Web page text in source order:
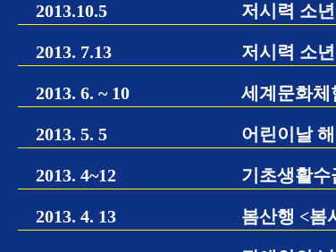
2013.10.5 저시력 소
2013. 7.13 저시력 소
2013. 6. ~ 10 세계문화체
2013. 5. 5 어린이날
2013. 4~12 기초생활수
2013. 4. 13 봄산행 <봄